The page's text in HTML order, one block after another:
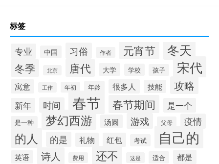
标签
专业 中国 习俗 作者 元宵节 冬天
冬季 北京 唐代 大学 学校 孩子 宋代
寓意 工作 年初 年龄 很多人 技能 攻略
新年 时间 春节 春节期间 是一个
是一种 梦幻西游 汤圆 游戏 父母 疫情
的人 的是 礼物 红包 考试 自己的
英语 诗人 费用 还不 这是 适合 都是